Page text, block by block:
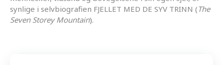
synlige i selvbiografien FJELLET MED DE SYV TRINN ( The
Seven Storey Mountain).